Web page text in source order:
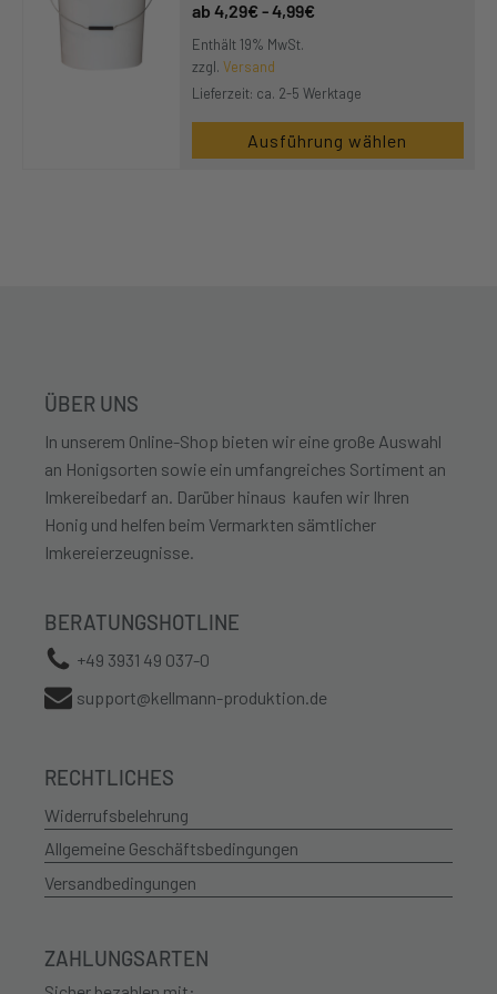
4,29€ -4,99€
Enthält 19% MwSt.
zzgl. Versand
Lieferzeit: ca. 2-5 Werktage
Ausführung wählen
ÜBER UNS
In unserem Online-Shop bieten wir eine große Auswahl
an Honigsorten sowie ein umfangreiches Sortiment an
Imkereibedarf an. Darüber hinaus kaufen wir Ihren
Honig und helfen beim Vermarkten sämtlicher
Imkereierzeugnisse.
BERATUNGSHOTLINE
+49 3931 49 037-0
support@kellmann-produktion.de
RECHTLICHES
Widerrufsbelehrung
Allgemeine Geschäftsbedingungen
Versandbedingungen
ZAHLUNGSARTEN